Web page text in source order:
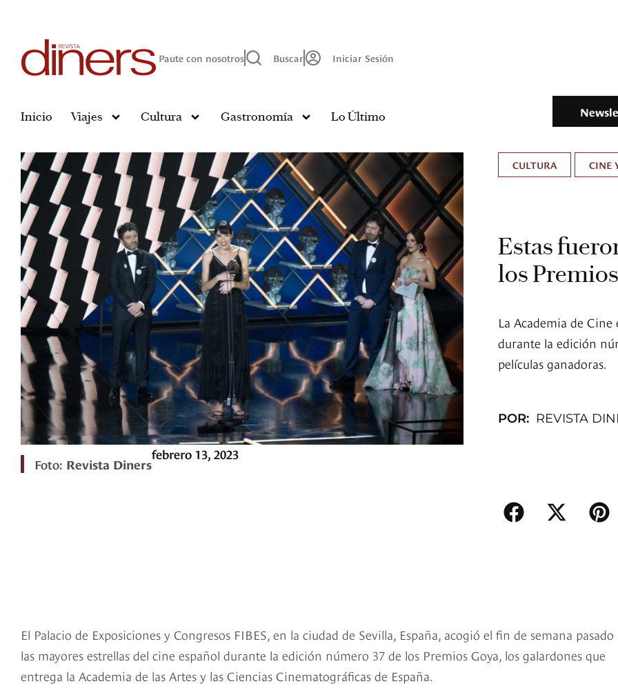
Paute con nosotros Buscar Iniciar Sesión
Inicio Viajes Cultura Gastronomía Lo Último
Foto: Revista Diners
febrero 13, 2023
CULTURA CINE
Estas
los
La Academia de
durante la edición
películas ganadoras.
POR: REVISTA
El Palacio de Exposiciones y Congresos FIBES, en la ciudad de Sevilla, España, acogió el fin de semana pasado
las mayores estrellas del cine español durante la edición número 37 de los Premios Goya, los galardones que
entrega la Academia de las Artes y las Ciencias Cinematográficas de España.